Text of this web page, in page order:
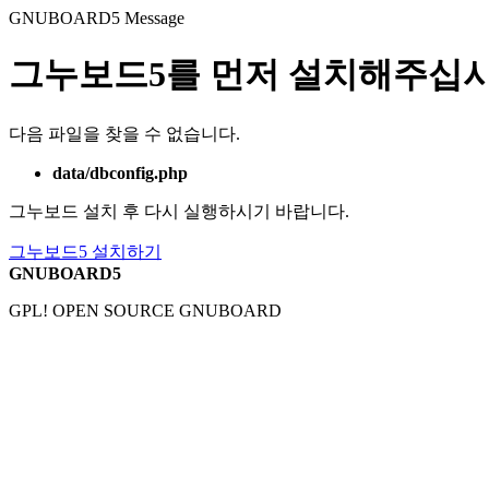
GNUBOARD5 Message
그누보드5를 먼저 설치해주십
다음 파일을 찾을 수 없습니다.
data/dbconfig.php
그누보드 설치 후 다시 실행하시기 바랍니다.
그누보드5 설치하기
GNUBOARD5
GPL! OPEN SOURCE GNUBOARD